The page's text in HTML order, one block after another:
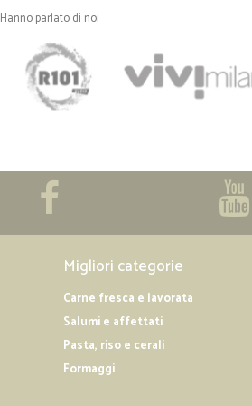
Eccezionale tutto fresco e
Eccezionale tutto fresco e
Hanno parlato di noi
Migliori categorie
Carne fresca e lavorata
Salumi e affettati
Pasta, riso e cerali
Formaggi